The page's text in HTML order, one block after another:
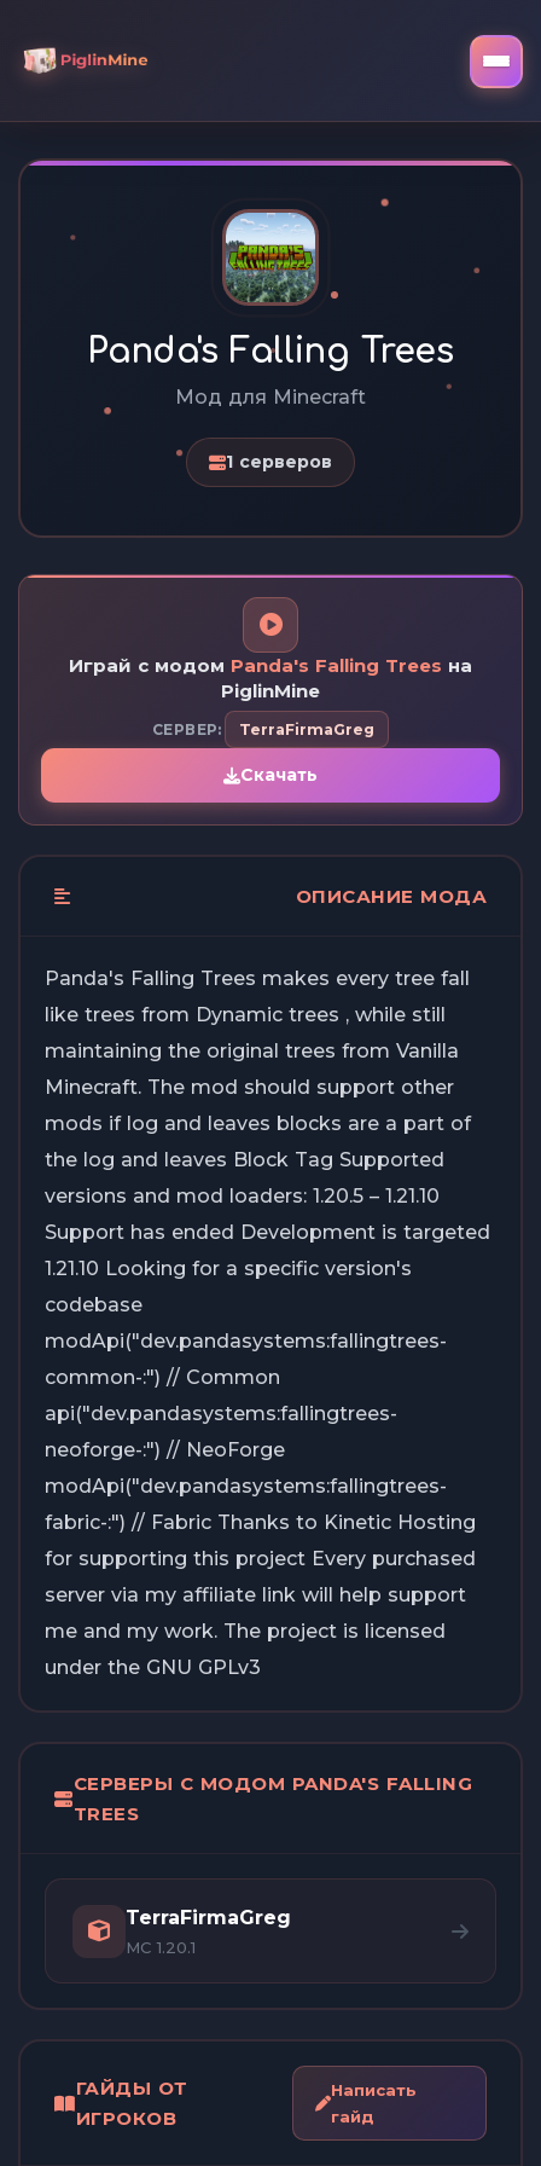
Panda's Falling Trees
Мод для Minecraft
1 серверов
Играй с модом Panda's Falling Trees на
PiglinMine
СЕРВЕР: TerraFirmaGreg
Скачать
ОПИСАНИЕ МОДА
Panda's Falling Trees makes every tree fall
like trees from Dynamic trees , while still
maintaining the original trees from Vanilla
Minecraft. The mod should support other
mods if log and leaves blocks are a part of
the log and leaves Block Tag Supported
versions and mod loaders: 1.20.5 – 1.21.10
Support has ended Development is targeted
1.21.10 Looking for a specific version's
codebase
modApi("dev.pandasystems:fallingtrees-
common-:") // Common
api("dev.pandasystems:fallingtrees-
neoforge-:") // NeoForge
modApi("dev.pandasystems:fallingtrees-
fabric-:") // Fabric Thanks to Kinetic Hosting
for supporting this project Every purchased
server via my affiliate link will help support
me and my work. The project is licensed
under the GNU GPLv3
СЕРВЕРЫ С МОДОМ PANDA'S FALLING
TREES
TerraFirmaGreg
MC 1.20.1
ГАЙДЫ ОТ
ИГРОКОВ
Написать
гайд